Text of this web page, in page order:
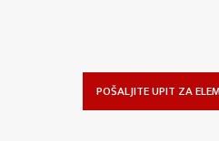
POŠALJITE UPIT ZA